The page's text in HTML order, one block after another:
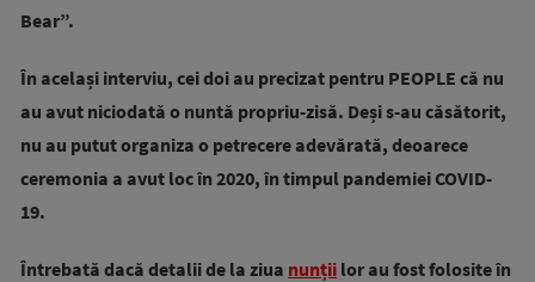
Bear”.
În același interviu, cei doi au precizat pentru PEOPLE că nu
au avut niciodată o nuntă propriu-zisă. Deși s-au căsătorit,
nu au putut organiza o petrecere adevărată, deoarece
ceremonia a avut loc în 2020, în timpul pandemiei COVID-
19.
Întrebată dacă detalii de la ziua nunții lor au fost folosite în